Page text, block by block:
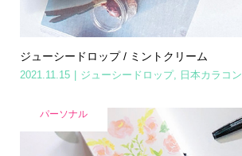
ジューシードロップ / ミントクリーム
2021.11.15 ジューシードロップ, 日本カラコン
パーソナル